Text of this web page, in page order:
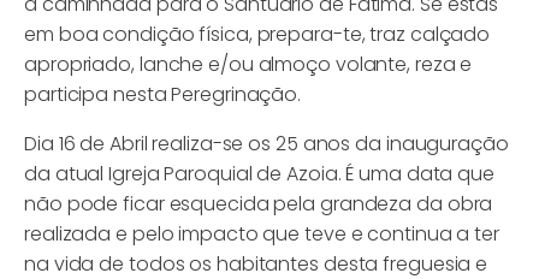
em boa condição física, prepara-te, traz calçado
apropriado, lanche e/ou almoço volante, reza e
participa nesta Peregrinação.
Dia 16 de Abril realiza-se os 25 anos da inauguração
da atual Igreja Paroquial de Azoia. É uma data que
não pode ficar esquecida pela grandeza da obra
realizada e pelo impacto que teve e continua a ter
na vida de todos os habitantes desta freguesia e